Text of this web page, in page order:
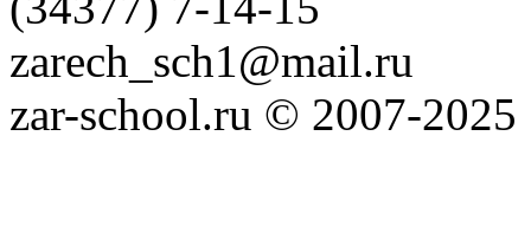
zarech_sch1@mail.ru
zar-school.ru © 2007-2025